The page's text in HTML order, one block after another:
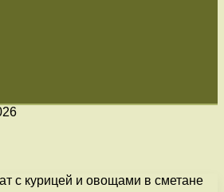
с курицей и овощами в сметане